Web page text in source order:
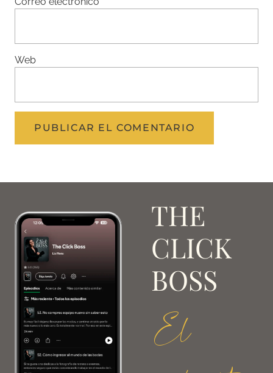
Web
THE
CLICK
BOSS
El